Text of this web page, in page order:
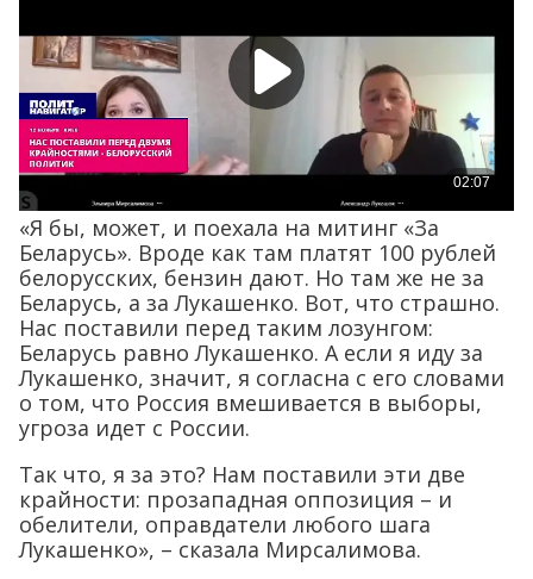
«Я бы, может, и поехала на митинг «За
Беларусь». Вроде как там платят 100 рублей
белорусских, бензин дают. Но там же не за
Беларусь, а за Лукашенко. Вот, что страшно.
Нас поставили перед таким лозунгом:
Беларусь равно Лукашенко. А если я иду за
Лукашенко, значит, я согласна с его словами
о том, что Россия вмешивается в выборы,
угроза идет с России.
Так что, я за это? Нам поставили эти две
крайности: прозападная оппозиция – и
обелители, оправдатели любого шага
Лукашенко», – сказала Мирсалимова.